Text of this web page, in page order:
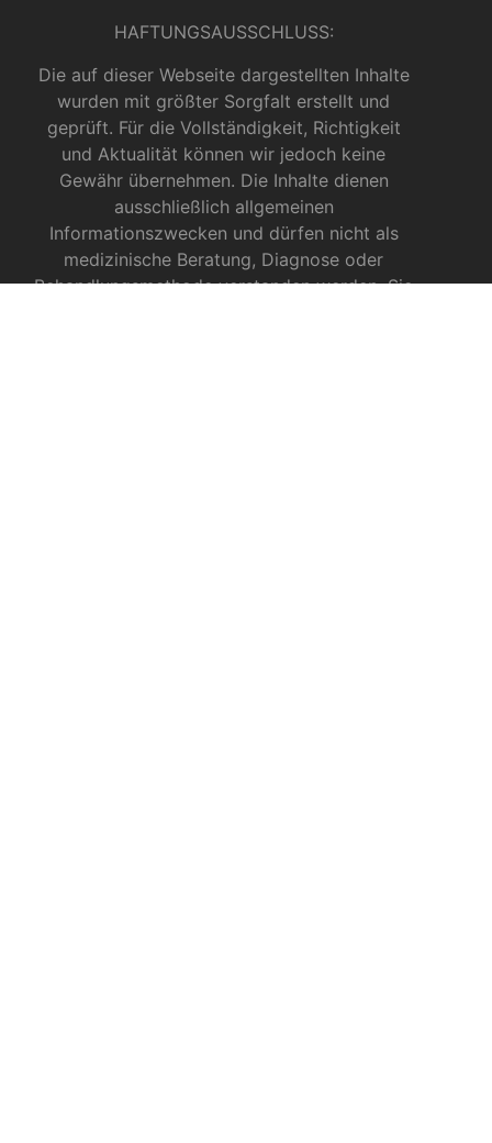
HAFTUNGSAUSSCHLUSS:
Die auf dieser Webseite dargestellten Inhalte
wurden mit größter Sorgfalt erstellt und
geprüft. Für die Vollständigkeit, Richtigkeit
und Aktualität können wir jedoch keine
Gewähr übernehmen. Die Inhalte dienen
ausschließlich allgemeinen
Informationszwecken und dürfen nicht als
medizinische Beratung, Diagnose oder
Behandlungsmethode verstanden werden. Sie